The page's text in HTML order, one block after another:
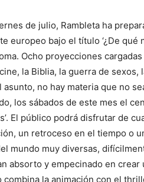
de julio, Rambleta ha
europeo bajo el título ‘¿De qué
Ocho proyecciones
la Biblia, la guerra de sexos,
no hay materia que no
los sábados de este mes el
El público podrá disfrutar de
un retroceso en el tiempo o
mundo muy diversas,
absorto y empecinado en crear
la animación con el